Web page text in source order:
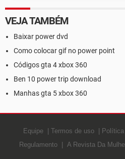
VEJA TAMBÉM
Baixar power dvd
Como colocar gif no power point
Códigos gta 4 xbox 360
Ben 10 power trip download
Manhas gta 5 xbox 360
Equipe Termos de uso
Regulamento
A Revista Da